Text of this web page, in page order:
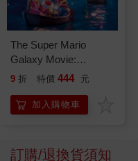
The Super Mario
Galaxy Movie:
Peach`s Birthday
Mario Galaxy Movie
Storybook
9 折 特價 444 元
加入購物車
訂購/退換貨須知